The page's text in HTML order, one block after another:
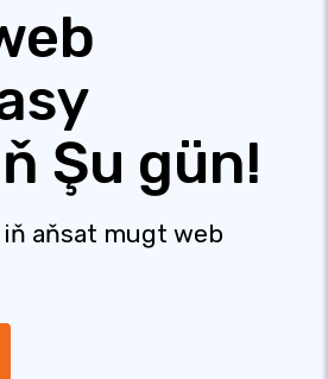
Şu ​​gün!
aňsat mugt web